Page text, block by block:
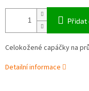
Přidat
Celokožené capáčky na
Detailní informace